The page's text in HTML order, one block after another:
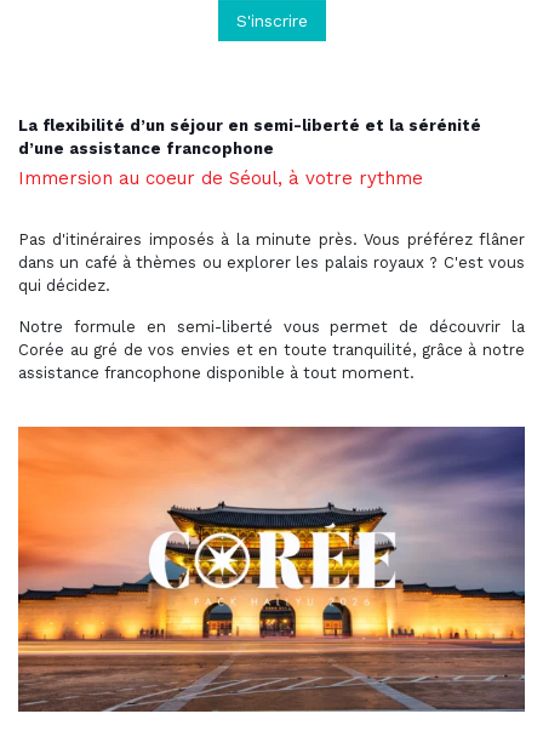
S'inscrire
La flexibilité d’un séjour en semi-liberté et la sérénité
d’une assistance francophone
Immersion au coeur de Séoul, à votre rythme
Pas d'itinéraires imposés à la minute près. Vous préférez flâner
dans un café à thèmes ou explorer les palais royaux ? C'est vous
qui décidez.
Notre formule en semi-liberté vous permet de découvrir la
Corée au gré de vos envies et en toute tranquilité, grâce à notre
assistance francophone disponible à tout moment.